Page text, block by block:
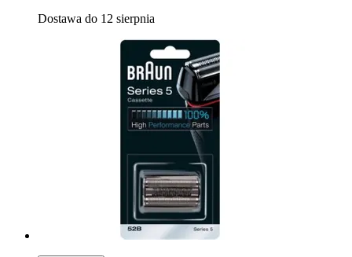
Dostawa do 12 sierpnia